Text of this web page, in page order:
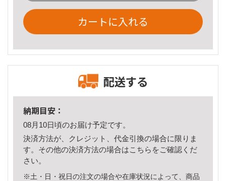
カートに入れる
配送する
納期目安：
08月10日頃のお届け予定です。
決済方法が、クレジット、代金引換の場合に限りま
す。その他の決済方法の場合はこちら をご確認くだ
さい。
※土・日・祝日の注文の場合や在庫状況によって、商品